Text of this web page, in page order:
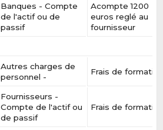
Banques - Compte
de l'actif ou de
passif
Acompte 1200
euros reglé au
fournisseur
Autres charges de
personnel -
Frais de
Fournisseurs -
Compte de l'actif ou
de passif
Frais de